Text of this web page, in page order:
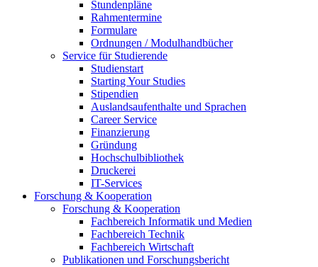
Stundenpläne
Rahmentermine
Formulare
Ordnungen / Modulhandbücher
Service für Studierende
Studienstart
Starting Your Studies
Stipendien
Auslandsaufenthalte und Sprachen
Career Service
Finanzierung
Gründung
Hochschulbibliothek
Druckerei
IT-Services
Forschung & Kooperation
Forschung & Kooperation
Fachbereich Informatik und Medien
Fachbereich Technik
Fachbereich Wirtschaft
Publikationen und Forschungsbericht